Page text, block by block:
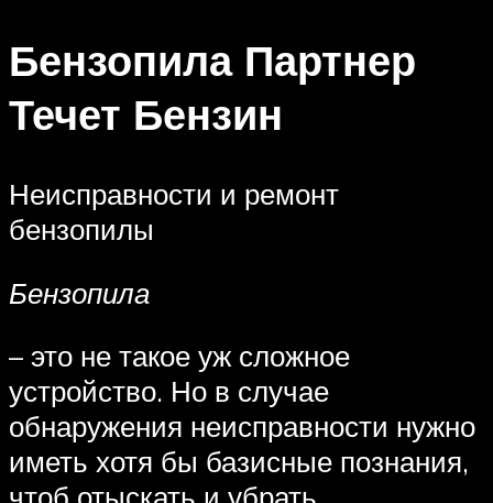
Бензопила Партнер
Течет Бензин
Неисправности и ремонт
бензопилы
Бензопила
– это не такое уж сложное
устройство. Но в случае
обнаружения неисправности нужно
иметь хотя бы базисные познания,